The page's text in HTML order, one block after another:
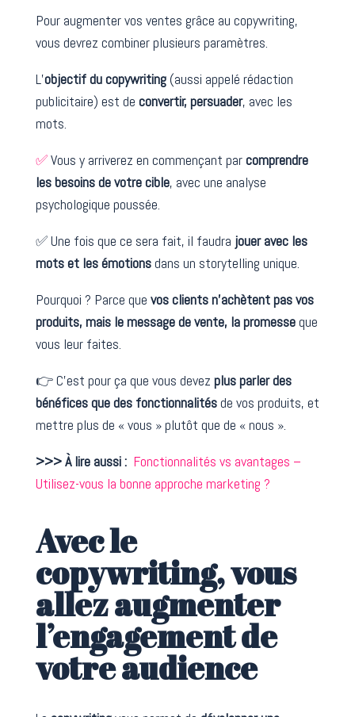
Pour augmenter vos ventes grâce au copywriting,
vous devrez combiner plusieurs paramètres.
L’objectifdu copywriting(aussi appelé rédaction
publicitaire) est de convertir, persuader, avec les
mots.
✅Vous y arriverez en commençant parcomprendre
les besoins de votre cible, avec une analyse
psychologique poussée.
✅ Une fois que ce sera fait, il faudra jouer avec les
mots et les émotionsdans un storytelling unique.
Pourquoi ? Parce que vos clients n’achètent pas vos
produits, mais le message de vente, la promesseque
vous leur faites.
👉 C’est pour ça que vous devez plus parler des
bénéfices que des fonctionnalitésde vos produits, et
mettre plus de « vous » plutôt que de « nous ».
>>> À lire aussi : Fonctionnalités vs avantages –
Utilisez-vous la bonne approche marketing ?
Avec le
copywriting, vous
allez augmenter
l’engagement de
votre audience